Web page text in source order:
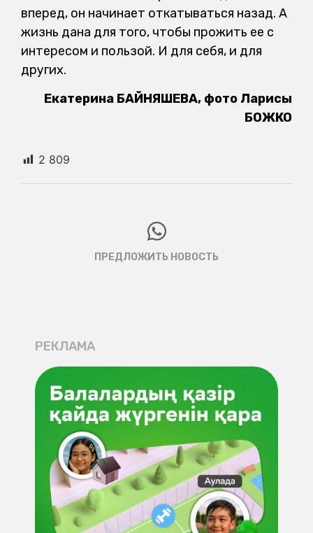
вперед, он начинает откатываться назад. А
жизнь дана для того, чтобы прожить ее с
интересом и пользой. И для себя, и для
других.
Екатерина БАЙНЯШЕВА, фото Ларисы
БОЖКО
2 809
ПРЕДЛОЖИТЬ НОВОСТЬ
РЕКЛАМА